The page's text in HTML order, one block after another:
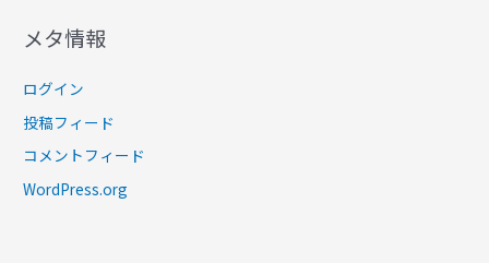
メタ情報
ログイン
投稿フィード
コメントフィード
WordPress.org